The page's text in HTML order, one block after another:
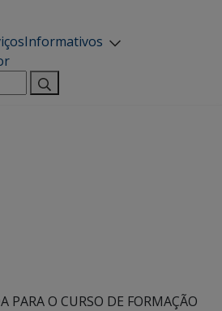
Informativos
PARA O CURSO DE FORMAÇÃO